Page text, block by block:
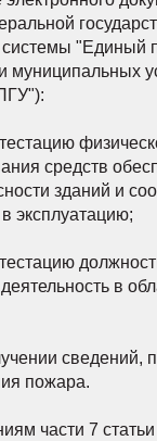
"Единый
муниципальных
средств
зданий и
эксплуатацию;
в
сведений,
пожара.
части 7